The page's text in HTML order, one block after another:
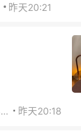
昨天20:21
街友472838572 昨天20:18